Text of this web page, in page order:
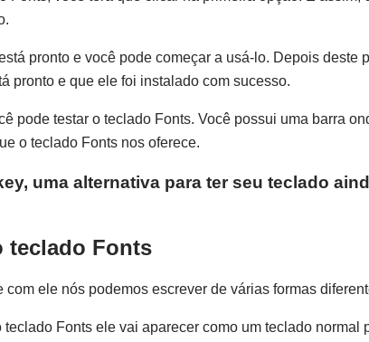
pronto e você pode começar a usá-lo. Depois deste
pronto e que ele foi instalado com sucesso.
pode testar o teclado Fonts. Você possui uma barra
o teclado Fonts nos oferece.
uma alternativa para ter seu teclado
teclado Fonts
com ele nós podemos escrever de várias formas
Fonts ele vai aparecer como um teclado normal